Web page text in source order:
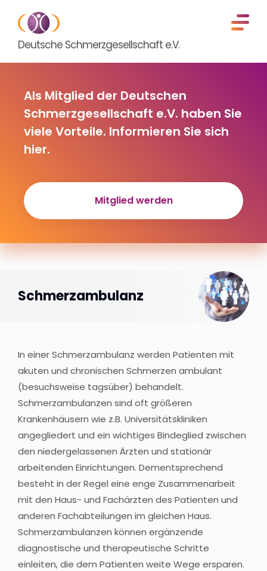
Deutsche Schmerzgesellschaft e.V.
Als Mitglied der Deutschen
Schmerzgesellschaft e.V. haben Sie
viele Vorteile. Informieren Sie sich
hier.
Mitglied werden
Schmerzambulanz
In einer Schmerzambulanz werden Patienten mit
akuten und chronischen Schmerzen ambulant
(besuchsweise tagsüber) behandelt.
Schmerzambulanzen sind oft größeren
Krankenhäusern wie z.B. Universitätskliniken
angegliedert und ein wichtiges Bindeglied zwischen
den niedergelassenen Ärzten und stationär
arbeitenden Einrichtungen. Dementsprechend
besteht in der Regel eine enge Zusammenarbeit
mit den Haus- und Fachärzten des Patienten und
anderen Fachabteilungen im gleichen Haus.
Schmerzambulanzen können ergänzende
diagnostische und therapeutische Schritte
einleiten, die dem Patienten weite Wege ersparen.